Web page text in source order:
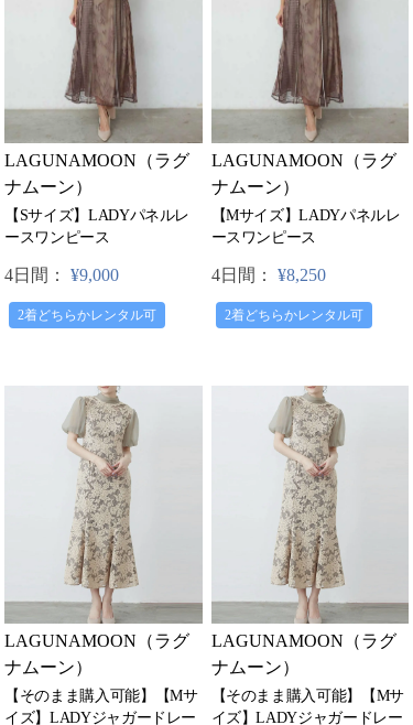
LAGUNAMOON（ラグ
ナムーン）
【Sサイズ】LADYパネルレ
ースワンピース
4日間： ¥9,000
2着どちらかレンタル可
LAGUNAMOON（ラグ
ナムーン）
【Mサイズ】LADYパネルレ
ースワンピース
4日間： ¥8,250
2着どちらかレンタル可
LAGUNAMOON（ラグ
ナムーン）
【そのまま購入可能】【Mサ
イズ】LADYジャガードレー
LAGUNAMOON（ラグ
ナムーン）
【そのまま購入可能】【Mサ
イズ】LADYジャガードレー